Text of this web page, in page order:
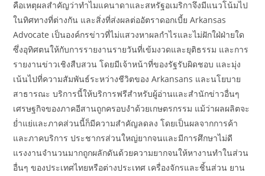
คือเหตุผลสำคัญว่าทำไมแคนาดาและสหรัฐอเมริกาจึงมีแนวโน้มไป
ในทิศทางที่ต่างกัน และสิ่งที่ส่งผลต่ออัตราดอกเบี้ย Arkansas
Advocate เป็นองค์กรข่าวที่ไม่แสวงหาผลกำไรและไม่ฝักใฝ่ฝ่ายใด
ซึ่งอุทิศตนให้กับการรายงานรายวันที่เข้มงวดและยุติธรรม และการ
รายงานข่าวเชิงสืบสวน โดยมีเจ้าหน้าที่ของรัฐรับผิดชอบ และมุ่ง
เน้นไปที่ความสัมพันธ์ระหว่างชีวิตของ Arkansans และนโยบาย
สาธารณะ บริการนี้ให้บริการฟรีสำหรับผู้อ่านและสำนักข่าวอื่นๆ
เศรษฐกิจของภาคอีสานถูกครอบงำด้วยเกษตรกรรม แม้ว่าผลผลิตจะ
ย่ำแย่และภาคส่วนนี้ก็มีความสำคัญลดลง โดยเป็นผลจากการค้า
และภาคบริการ ประชากรส่วนใหญ่ยากจนและมีการศึกษาไม่ดี
แรงงานจำนวนมากถูกผลักดันด้วยความยากจนให้หางานทำในส่วน
อื่นๆ ของประเทศไทยหรือต่างประเทศ เครื่องจักรและชิ้นส่วน ยาน